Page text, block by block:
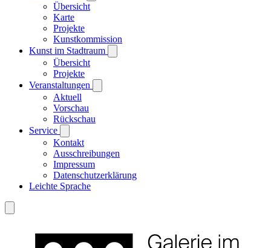
Übersicht
Karte
Projekte
Kunstkommission
Kunst im Stadtraum
Übersicht
Projekte
Veranstaltungen
Aktuell
Vorschau
Rückschau
Service
Kontakt
Ausschreibungen
Impressum
Datenschutzerklärung
Leichte Sprache